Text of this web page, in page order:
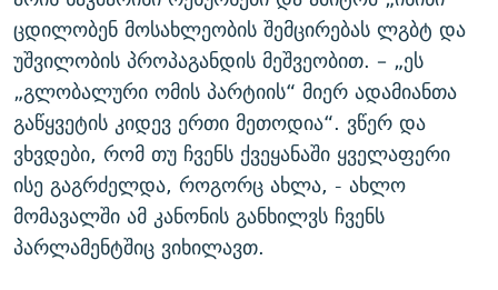
ცდილობენ მოსახლეობის შემცირებას ლგბტ და
უშვილობის პროპაგანდის მეშვეობით. – „ეს
„გლობალური ომის პარტიის“ მიერ ადამიანთა
გაწყვეტის კიდევ ერთი მეთოდია“. ვწერ და
ვხვდები, რომ თუ ჩვენს ქვეყანაში ყველაფერი
ისე გაგრძელდა, როგორც ახლა, - ახლო
მომავალში ამ კანონის განხილვს ჩვენს
პარლამენტშიც ვიხილავთ.